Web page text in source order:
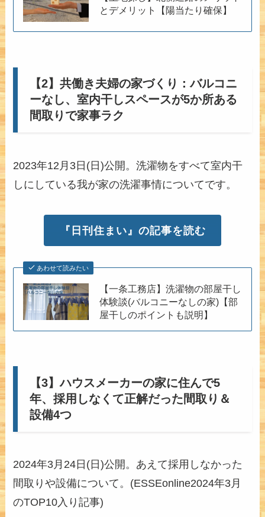
とデメリット【陽当たり確保】
【2】共働き夫婦の家づくり：バルコニ
ーなし、室内干しスペースが5か所ある
間取りで家事ラク
2023年12月3日(日)公開。洗濯物をすべて室内干
しにしている我が家の洗濯事情についてです。
『日刊住まい』の記事を読む
あわせて読みたい
【一条工務店】洗濯物の部屋干し
体験談(バルコニーなしの家)【部
屋干しのポイントも説明】
【3】ハウスメーカーの家に住んで5
年、採用しなくて正解だった間取り＆
設備4つ
2024年3月24日(日)公開。あえて採用しなかった
間取りや設備について。(ESSEonline2024年3月
のTOP10入り記事)